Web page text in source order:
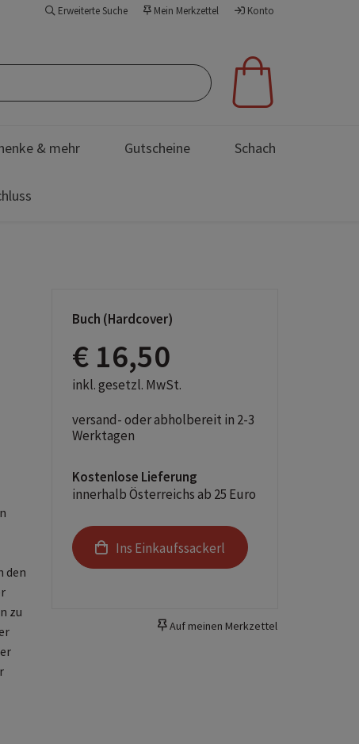
Erweiterte Suche Mein Merkzettel Konto
& mehr Gutscheine Schach
den
zu
Buch (Hardcover)
€ 16,50
inkl. gesetzl. MwSt.
versand- oder abholbereit in 2-3
Werktagen
Kostenlose Lieferung
innerhalb Österreichs ab 25 Euro
Ins Einkaufssackerl
Auf meinen Merkzettel